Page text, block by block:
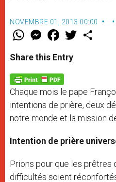
NOVEMBRE 01, 2013 00:00
W
t
s
p
p
M
e
s
e
g
e
r
F
a
e
b
o
k
w
Share this Entry
Chaque mois le pape
intentions de prière, deux
notre monde et la mission
Intention de prière
Prions pour que les prêtres
difficultés soient